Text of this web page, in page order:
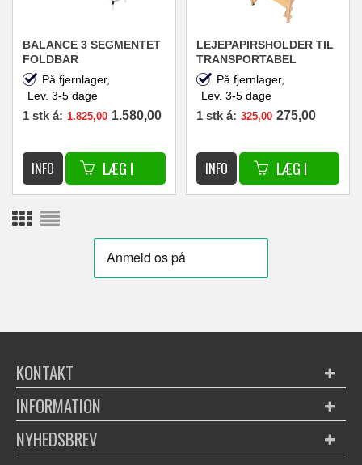
BALANCE 3 SEGMENTET
FOLDBAR
MASSAGEBRIKS I
ALUMINIUM SORT 60 X
186
På fjernlager,
Lev. 3-5 dage
1 stk á: 1.825,00 1.580,00
LEJEPAPIRSHOLDER TIL
TRANSPORTABEL
MASSAGEBRIKS
På fjernlager,
Lev. 3-5 dage
1 stk á: 325,00 275,00
KONTAKT
INFORMATION
NYHEDSBREV